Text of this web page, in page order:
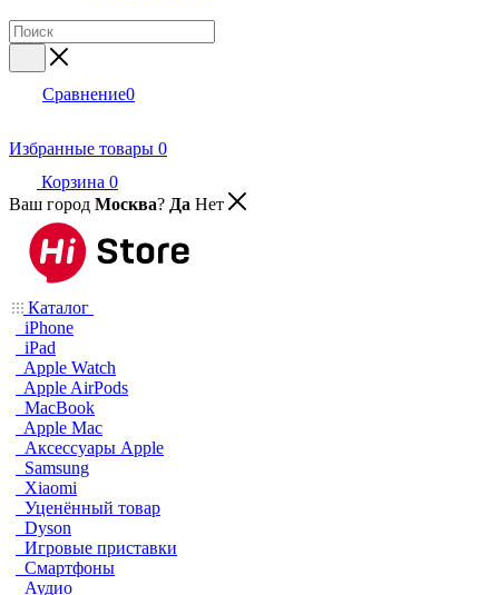
Сравнение0
Избранные товары 0
Корзина 0
Ваш город Москва? Да Нет
Каталог
iPhone
iPad
Apple Watch
Apple AirPods
MacBook
Apple Mac
Аксессуары Apple
Samsung
Xiaomi
Уценённый товар
Dyson
Игровые приставки
Смартфоны
Аудио